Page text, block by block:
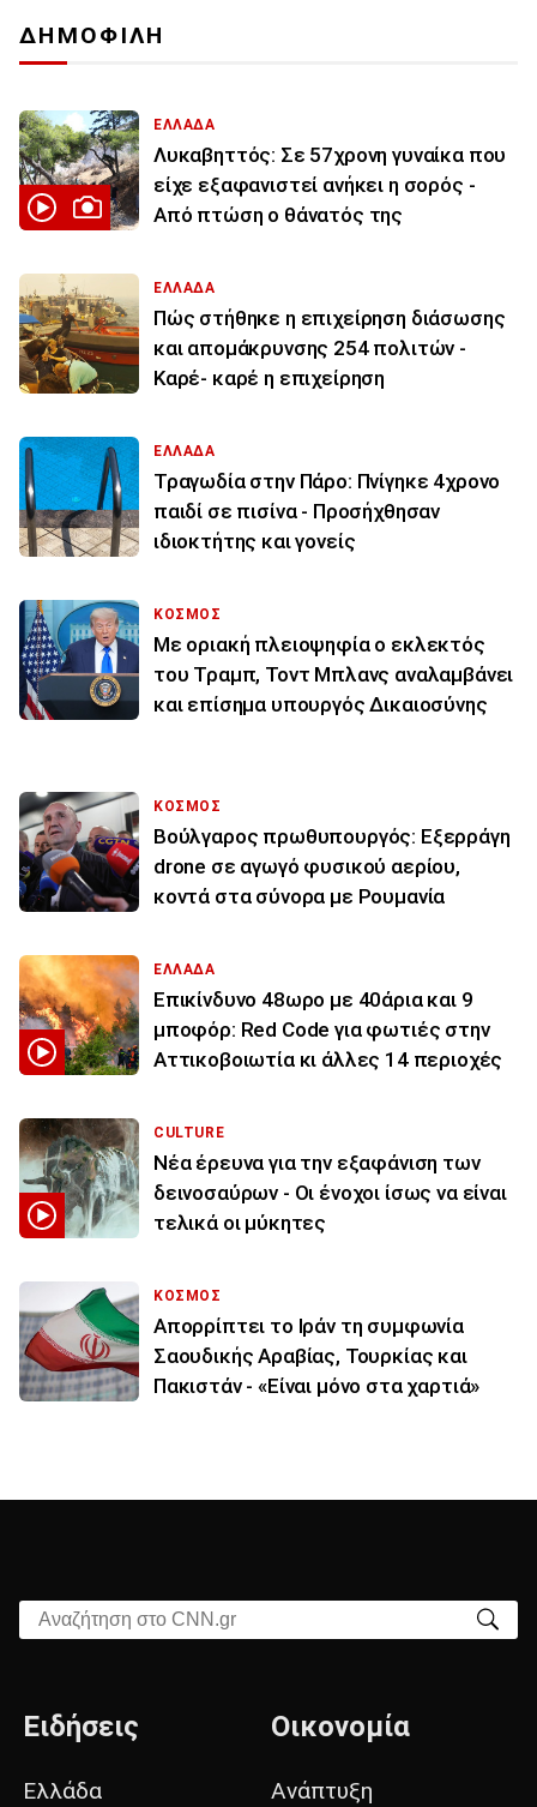
ΔΗΜΟΦΙΛΗ
ΕΛΛΑΔΑ
Λυκαβηττός: Σε 57χρονη γυναίκα που
είχε εξαφανιστεί ανήκει η σορός -
Από πτώση ο θάνατός της
ΕΛΛΑΔΑ
Πώς στήθηκε η επιχείρηση διάσωσης
και απομάκρυνσης 254 πολιτών -
Καρέ- καρέ η επιχείρηση
ΕΛΛΑΔΑ
Τραγωδία στην Πάρο: Πνίγηκε 4χρονο
παιδί σε πισίνα - Προσήχθησαν
ιδιοκτήτης και γονείς
ΚΟΣΜΟΣ
Με οριακή πλειοψηφία ο εκλεκτός
του Τραμπ, Τοντ Μπλανς αναλαμβάνει
και επίσημα υπουργός Δικαιοσύνης
ΚΟΣΜΟΣ
Βούλγαρος πρωθυπουργός: Εξερράγη
drone σε αγωγό φυσικού αερίου,
κοντά στα σύνορα με Ρουμανία
ΕΛΛΑΔΑ
Επικίνδυνο 48ωρο με 40άρια και 9
μποφόρ: Red Code για φωτιές στην
Αττικοβοιωτία κι άλλες 14 περιοχές
CULTURE
Νέα έρευνα για την εξαφάνιση των
δεινοσαύρων - Οι ένοχοι ίσως να είναι
τελικά οι μύκητες
ΚΟΣΜΟΣ
Απορρίπτει το Ιράν τη συμφωνία
Σαουδικής Αραβίας, Τουρκίας και
Πακιστάν - «Είναι μόνο στα χαρτιά»
Αναζήτηση στο CNN.gr
Ειδήσεις
Ελλάδα
Οικονομία
Ανάπτυξη